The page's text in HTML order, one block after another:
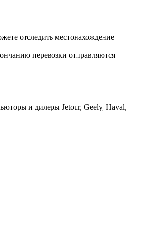
отследить местонахождение
перевозки отправляются
и дилеры Jetour, Geely, Haval,